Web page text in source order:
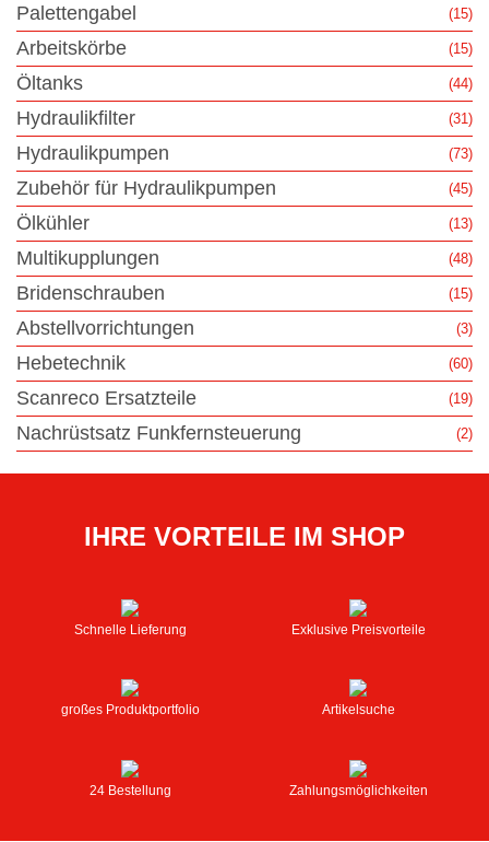
Palettengabel (15)
Arbeitskörbe (15)
Öltanks (44)
Hydraulikfilter (31)
Hydraulikpumpen (73)
Zubehör für Hydraulikpumpen (45)
Ölkühler (13)
Multikupplungen (48)
Bridenschrauben (15)
Abstellvorrichtungen (3)
Hebetechnik (60)
Scanreco Ersatzteile (19)
Nachrüstsatz Funkfernsteuerung (2)
IHRE VORTEILE IM SHOP
Schnelle Lieferung Exklusive Preisvorteile
großes Produktportfolio Artikelsuche
24 Bestellung Zahlungsmöglichkeiten